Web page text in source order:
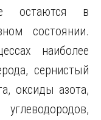
остаются в
состоянии.
наиболее
сернистый
оксиды азота,